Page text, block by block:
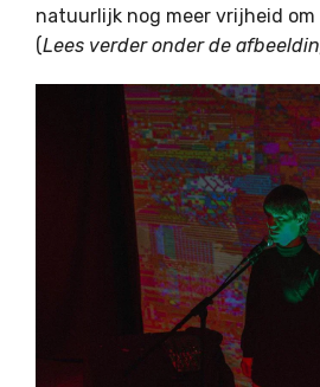
natuurlijk nog meer vrijheid
(Lees verder onder de